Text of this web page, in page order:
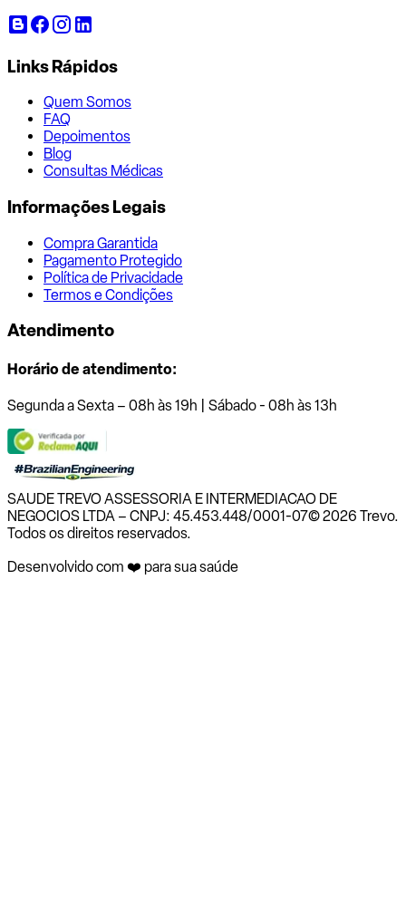
Links Rápidos
Quem Somos
FAQ
Depoimentos
Blog
Consultas Médicas
Informações Legais
Compra Garantida
Pagamento Protegido
Política de Privacidade
Termos e Condições
Atendimento
Horário de atendimento:
Segunda a Sexta – 08h às 19h | Sábado - 08h às 13h
SAUDE TREVO ASSESSORIA E INTERMEDIACAO DE
NEGOCIOS LTDA – CNPJ: 45.453.448/0001-07© 2026 Trevo.
Todos os direitos reservados.
Desenvolvido com ❤️ para sua saúde